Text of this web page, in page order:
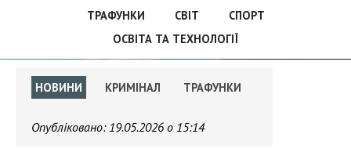
ТРАФУНКИ
СВІТ
СПОРТ
ОСВІТА ТА ТЕХНОЛОГІЇ
НОВИНИ КРИМІНАЛ ТРАФУНКИ
Опубліковано: 19.05.2026 о 15:14